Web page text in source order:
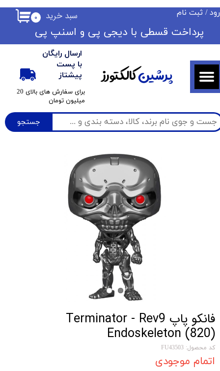
جستجو
ارسال رایگان
با پست
پیشتاز
​برای سفارش های بالای 20
میلیون تومان
۰ سبد خرید / ثبت نام
حساب کاربری من
تغییر گذر واژه
سفارشات
خروج از حساب کاربری
​​پرداخت قسطی با دیجی پی ​​​​​​​و اسنپ پی
پرشینکالکتورز
فانکو پاپ Terminator - Rev9
Endoskeleton (820)
کد محصول: FU43503
اتمام موجودی